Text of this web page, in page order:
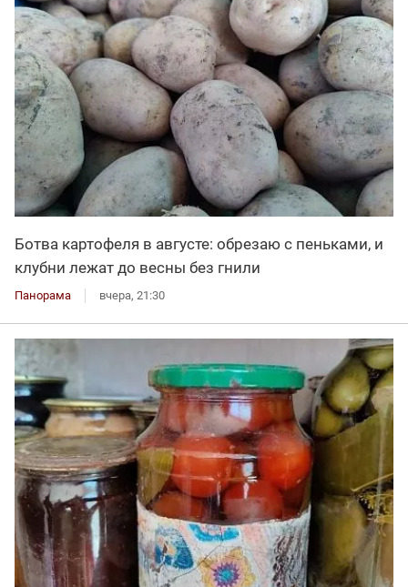
Ботва картофеля в августе: обрезаю с пеньками, и
клубни лежат до весны без гнили
Панорама вчера, 21:30